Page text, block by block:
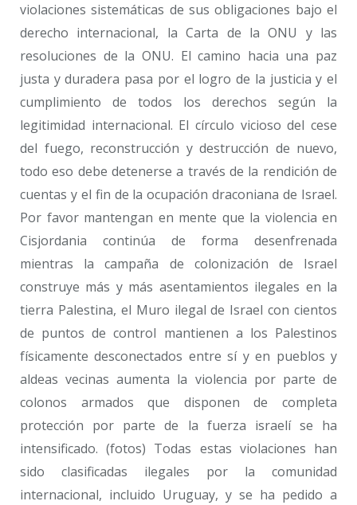
violaciones sistemáticas de sus obligaciones bajo el
derecho internacional, la Carta de la ONU y las
resoluciones de la ONU. El camino hacia una paz
justa y duradera pasa por el logro de la justicia y el
cumplimiento de todos los derechos según la
legitimidad internacional. El círculo vicioso del cese
del fuego, reconstrucción y destrucción de nuevo,
todo eso debe detenerse a través de la rendición de
cuentas y el fin de la ocupación draconiana de Israel.
Por favor mantengan en mente que la violencia en
Cisjordania continúa de forma desenfrenada
mientras la campaña de colonización de Israel
construye más y más asentamientos ilegales en la
tierra Palestina, el Muro ilegal de Israel con cientos
de puntos de control mantienen a los Palestinos
físicamente desconectados entre sí y en pueblos y
aldeas vecinas aumenta la violencia por parte de
colonos armados que disponen de completa
protección por parte de la fuerza israelí se ha
intensificado. (fotos) Todas estas violaciones han
sido clasificadas ilegales por la comunidad
internacional, incluido Uruguay, y se ha pedido a